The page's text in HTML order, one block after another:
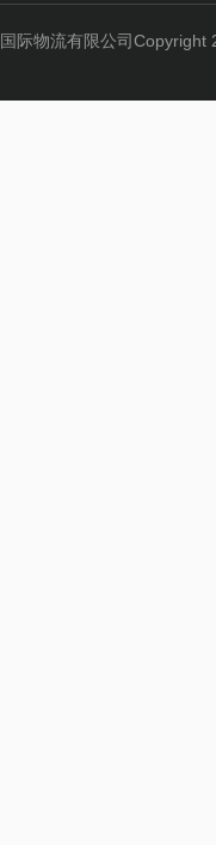
际物流有限公司